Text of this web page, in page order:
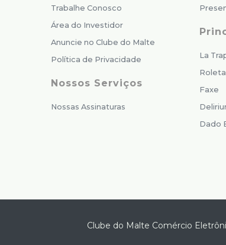
Trabalhe Conosco
Área do Investidor
Anuncie no Clube do Malte
Política de Privacidade
Nossos Serviços
Nossas Assinaturas
La
Faxe
Dado
Clube do Malte Comércio